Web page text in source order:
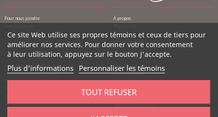
Pour nous joindre
Emplois
À propos
Crédits
Remerciements
Conditions d’utilisation
Politique de confidentialité
Politique contre le harcèlement
Mon compte
Mes commandes
Mes notes de crédit
Mes adresses
Mes informations personnelles
Mes bons de réduction
Ce site Web utilise ses propres témoins et ceux de tiers pour
améliorer nos services. Pour donner votre consentement
à leur utilisation, appuyez sur le bouton J'accepte.
Plus d'informations Personnaliser les témoins
TOUT REFUSER